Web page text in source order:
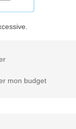
mon budget